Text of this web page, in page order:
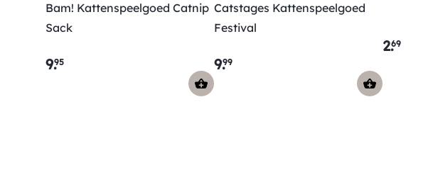
Bam! Kattenspeelgoed Catnip
Sack
9.95
Catstages Kattenspeelgoed
Festival
9.99
2.69